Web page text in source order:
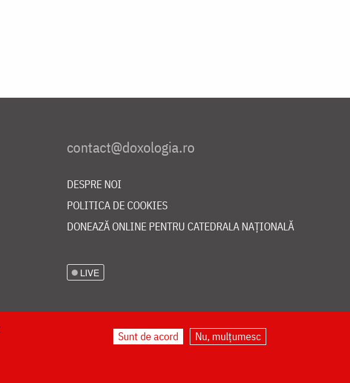
DESPRE NOI
POLITICA DE COOKIES
DONEAZĂ ONLINE PENTRU CATEDRALA NAȚIONALĂ
LIVE
Sunt de acord Nu, mulțumesc